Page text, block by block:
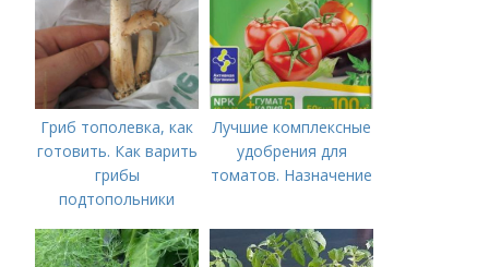
Гриб тополевка, как
готовить. Как варить
грибы
подтопольники
Лучшие комплексные
удобрения для
томатов. Назначение